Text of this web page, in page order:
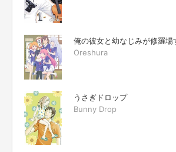
俺の彼女と幼なじみが修羅場
Oreshura
うさぎドロップ
Bunny Drop